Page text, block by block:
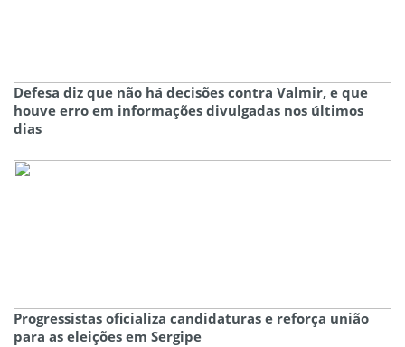
Defesa diz que não há decisões contra Valmir, e que
houve erro em informações divulgadas nos últimos
dias
Progressistas oficializa candidaturas e reforça união
para as eleições em Sergipe